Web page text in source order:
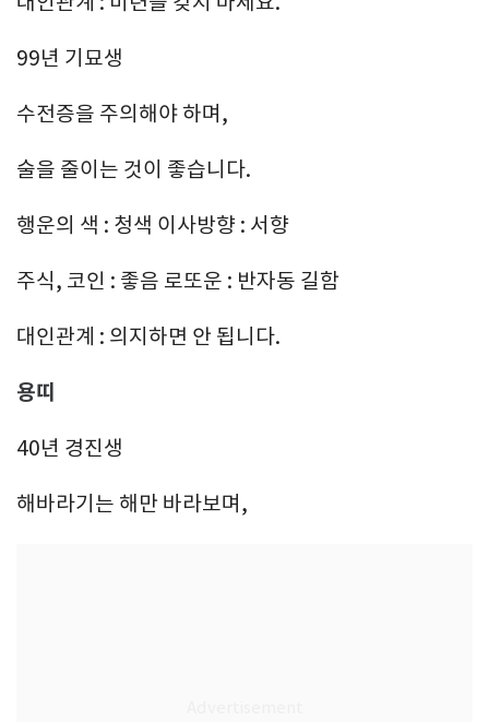
99년 기묘생
수전증을 주의해야 하며,
술을 줄이는 것이 좋습니다.
행운의 색 : 청색 이사방향 : 서향
주식, 코인 : 좋음 로또운 : 반자동 길함
대인관계 : 의지하면 안 됩니다.
용띠
40년 경진생
해바라기는 해만 바라보며,